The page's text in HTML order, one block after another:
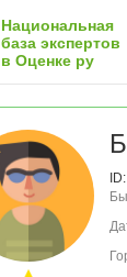
Национальная
база экспертов
в Оценке ру